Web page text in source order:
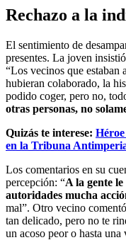
Rechazo a la
El sentimiento de
presentes. La joven
“Los vecinos que estaban
hubieran colaborado, la
podido coger, pero no,
otras personas, no
Quizás te interese:
en la Tribuna
Los comentarios en su
percepción: “A la gente
autoridades mucha
mal”. Otro vecino
tan delicado, pero no te
un acoso peor o hasta una